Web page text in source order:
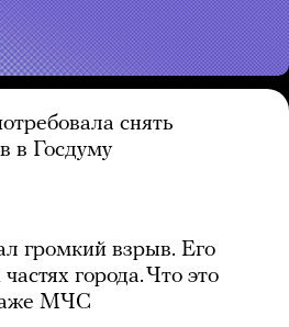
снять
в Госдуму
громкий взрыв. Его
города. Что это
МЧС